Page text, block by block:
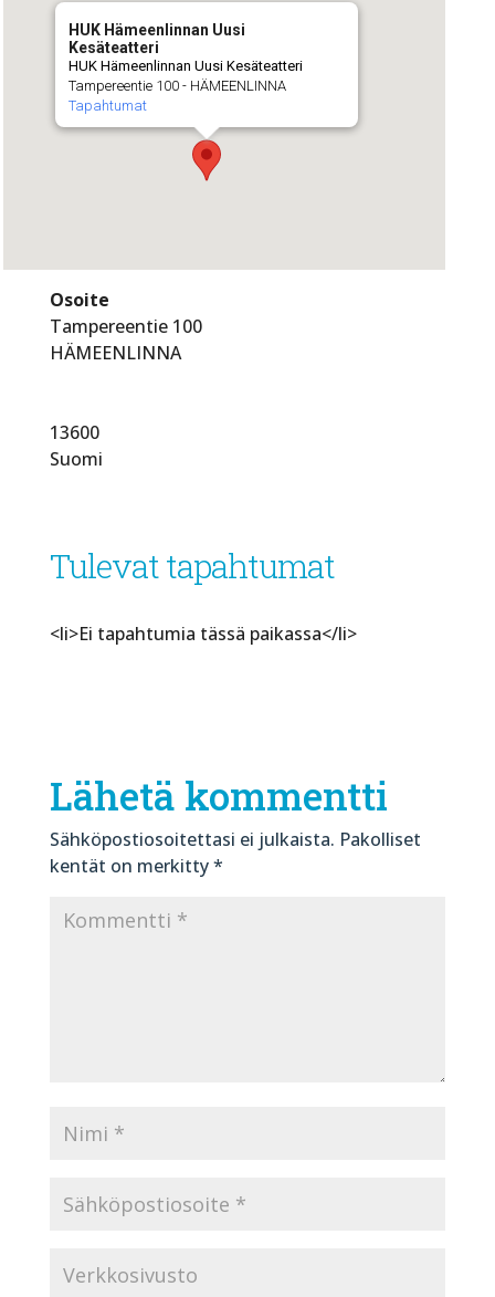
HUK Hämeenlinnan Uusi
Kesäteatteri
HUK Hämeenlinnan Uusi Kesäteatteri
Tampereentie 100 - HÄMEENLINNA
Tapahtumat
Osoite
Tampereentie 100
HÄMEENLINNA
13600
Suomi
Tulevat tapahtumat
<li>Ei tapahtumia tässä paikassa</li>
Lähetä kommentti
Sähköpostiosoitettasi ei julkaista. Pakolliset
kentät on merkitty*